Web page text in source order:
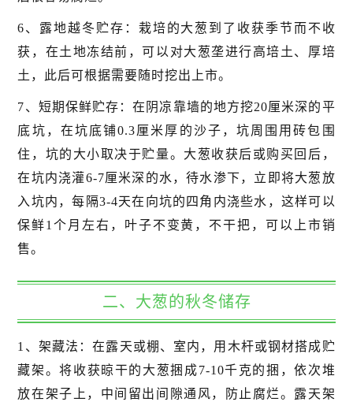
6、露地越冬贮存：栽培的大葱到了收获季节而不收
获，在土地冻结前，可以对大葱垄进行高培土、厚培
土，此后可根据需要随时挖出上市。
7、短期保鲜贮存：在阴凉靠墙的地方挖20厘米深的平
底坑，在坑底铺0.3厘米厚的沙子，坑周围用砖包围
住，坑的大小取决于贮量。大葱收获后或购买回后，
在坑内浇灌6-7厘米深的水，待水渗下，立即将大葱放
入坑内，每隔3-4天在向坑的四角内浇些水，这样可以
保鲜1个月左右，叶子不变黄，不干把，可以上市销
售。
二、大葱的秋冬储存
1、架藏法：在露天或棚、室内，用木杆或钢材搭成贮
藏架。将收获晾干的大葱捆成7-10千克的捆，依次堆
放在架子上，中间留出间隙通风，防止腐烂。露天架